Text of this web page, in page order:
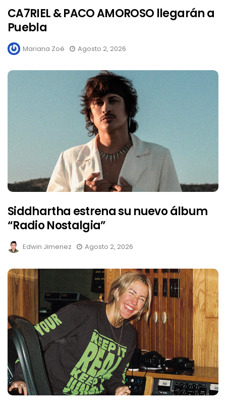
CA7RIEL & PACO AMOROSO llegarán a
Puebla
Mariana Zoé Agosto 2, 2026
Siddhartha estrena su nuevo álbum
“Radio Nostalgia”
Edwin Jimenez Agosto 2, 2026